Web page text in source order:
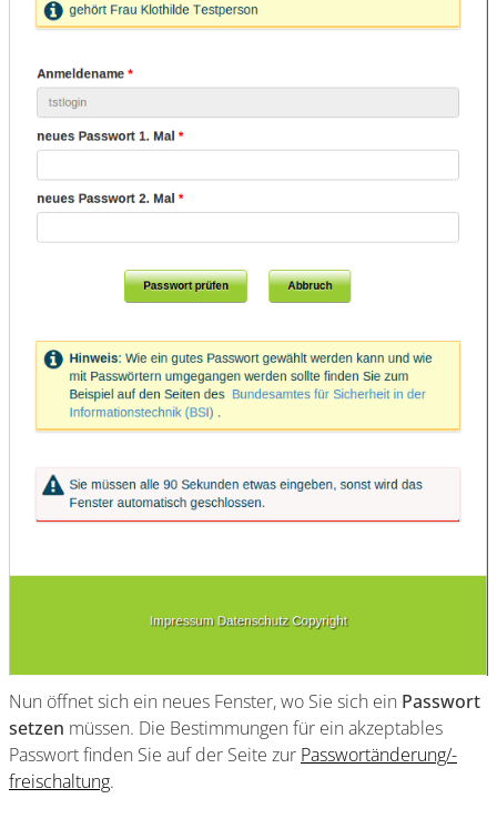
Nun öffnet sich ein neues Fenster, wo Sie sich ein Passwort
setzen müssen. Die Bestimmungen für ein akzeptables
Passwort finden Sie auf der Seite zur Passwortänderung/-
freischaltung.